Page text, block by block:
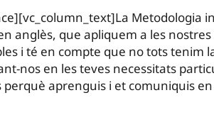
Metodologia
anglès, que apliquem a les nostres
i té en compte que no tots tenim
nos en les teves necessitats
aprenguis i et comuniquis